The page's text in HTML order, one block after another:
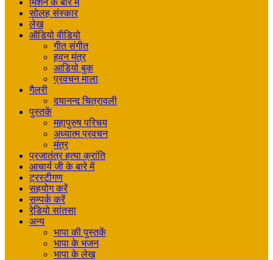
मिशन के बारे में
सोलह संस्कार
लेख
ऑडियो वीडियो
गीत संगीत
हवन मंत्र
आडियो बुक
प्रवचन माला
गैलरी
दयानन्द चित्रावली
पुस्तकें
महापुरुष परिचय
अध्यात्म प्रवचन
मंत्र
प्रजातंत्र हत्या क्रांति
आचार्य जी के बारे में
ट्रस्टीगण
सहयोग करें
सम्पर्क करें
रेडियो सांतसा
अन्य
भापा की पुस्तकें
भापा के भजन
भापा के लेख